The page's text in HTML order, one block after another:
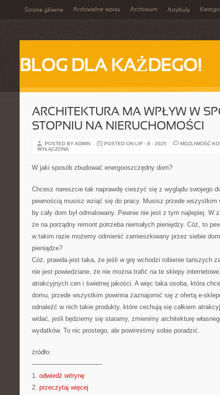
Strona główna Archiwalne wpisy Archiwum Artykuły
BLOG DLA KAŻDEGO!
ARCHITEKTURA MA WPŁYW W
STOPNIU NA NIERUCHOMOŚCI
POSTED BY ADMIN POSTED ON LIP - 8 - 2025
MOŻLIWOŚĆ
WYŁĄCZONA
W jaki sposób zbudować energooszczędny dom?
Chcesz nareszcie tak naprawdę cieszyć się z wyglądu swojego
pewnością musisz wziąć się do pracy. Musisz przede wszystkim
by cały dom był odmalowany. Pewnie nie jest z tym najlepiej. W
że na porządny remont potrzeba niemałych pieniędzy. Cóż, to
w takim razie możemy odmienić zamieszkiwany przez siebie
pieniądze?
Cóż, prawda jest taka, że jeśli w grę wchodzi robienie tańszych
nie jest powiedziane, że nie można trafić na te sklepy
atrakcyjnych cen i świetnej jakości. A więc taka osoba, która
domu, przede wszystkim powinna zaznajomić się z ofertą e-
odnaleźć w nich takie produkty, które cechują się całkiem
widać, jeśli będziemy się staramy, zmienimy architekturę
wydatków. To nic prostego, ale powinniśmy sobie poradzić.
źródło:
———————————
1. odwiedź witrynę
2. przeczytaj więcej